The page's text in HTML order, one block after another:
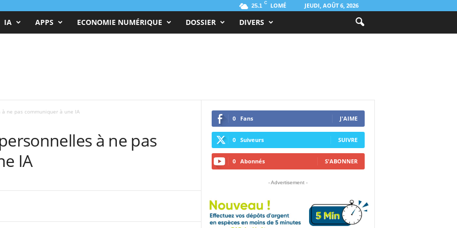
25.1 C LOMÉ JEUDI, AOÛT 6, 2026
IA APPS ECONOMIE NUMÉRIQUE DOSSIER DIVERS
ne pas communiquer à une IA
à ne pas
IA
0 Fans J'AIME
0 Suiveurs SUIVRE
0 Abonnés S'ABONNER
- Advertisement -